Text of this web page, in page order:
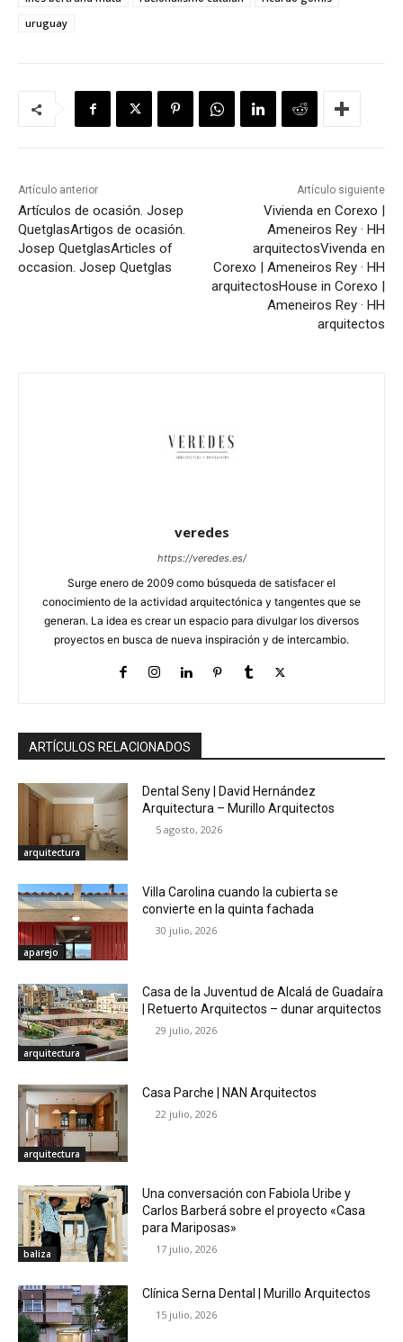
uruguay
Artículo anterior
Artículos de ocasión. Josep
QuetglasArtigos de ocasión.
Josep QuetglasArticles of
occasion. Josep Quetglas
Artículo siguiente
Vivienda en Corexo |
Ameneiros Rey · HH
arquitectosVivenda en
Corexo | Ameneiros Rey · HH
arquitectosHouse in Corexo |
Ameneiros Rey · HH
arquitectos
veredes
https://veredes.es/
Surge enero de 2009 como búsqueda de satisfacer el
conocimiento de la actividad arquitectónica y tangentes que se
generan. La idea es crear un espacio para divulgar los diversos
proyectos en busca de nueva inspiración y de intercambio.
ARTÍCULOS RELACIONADOS
arquitectura
Dental Seny | David Hernández
Arquitectura – Murillo Arquitectos
5 agosto, 2026
aparejo
Villa Carolina cuando la cubierta se
convierte en la quinta fachada
30 julio, 2026
arquitectura
Casa de la Juventud de Alcalá de Guadaíra
| Retuerto Arquitectos – dunar arquitectos
29 julio, 2026
arquitectura
Casa Parche | NAN Arquitectos
22 julio, 2026
baliza
Una conversación con Fabiola Uribe y
Carlos Barberá sobre el proyecto «Casa
para Mariposas»
17 julio, 2026
Clínica Serna Dental | Murillo Arquitectos
15 julio, 2026